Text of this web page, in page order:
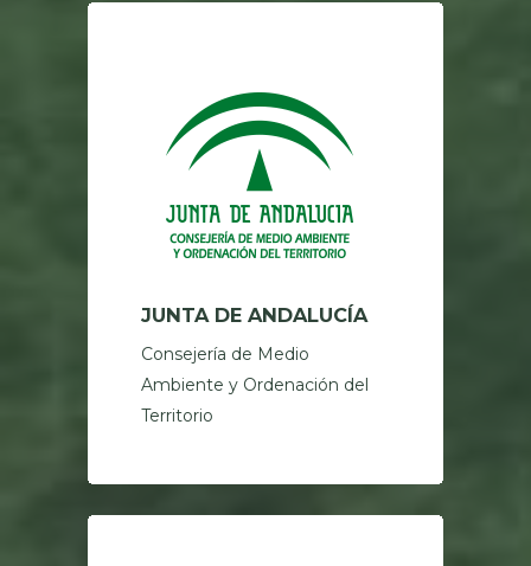
JUNTA DE ANDALUCÍA
Consejería de Medio
Ambiente y Ordenación del
Territorio